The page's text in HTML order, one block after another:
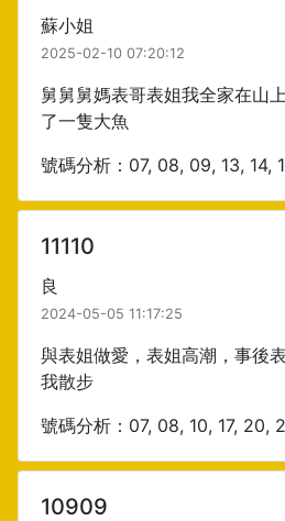
蘇小姐
2025-02-10 07:20:12
舅舅舅媽表哥表姐我全家在山
了一隻大魚
號碼分析：07, 08, 09, 13, 14,
11110
良
2024-05-05 11:17:25
與表姐做愛，表姐高潮，事後
我散步
號碼分析：07, 08, 10, 17, 20,
10909